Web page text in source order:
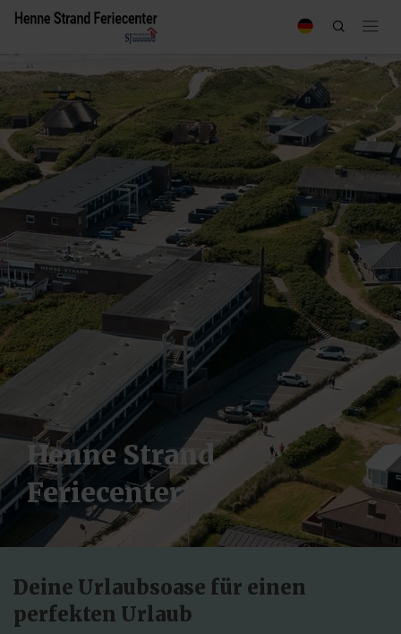
Henne Strand
Feriecenter
Deine Urlaubsoase für einen
perfekten Urlaub